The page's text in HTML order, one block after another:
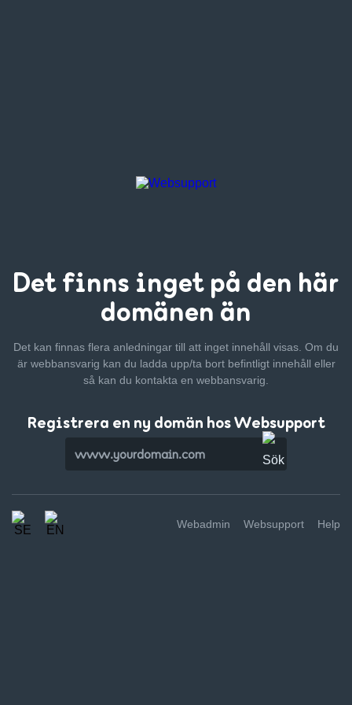
Det finns inget på den här
domänen än
Det kan finnas flera anledningar till att inget innehåll visas. Om du
är webbansvarig kan du ladda upp/ta bort befintligt innehåll eller
så kan du kontakta en webbansvarig.
Registrera en ny domän hos Websupport
Webadmin Websupport Help